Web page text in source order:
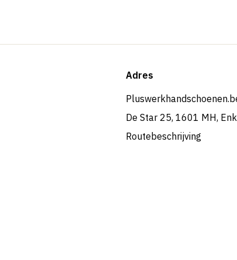
Adres
De Star 25, 1601 MH,
Routebeschrijving